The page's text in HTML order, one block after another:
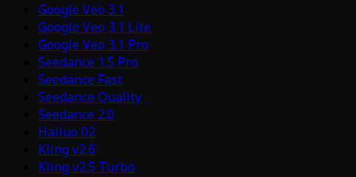
Google Veo 3.1
Google Veo 3.1 Lite
Google Veo 3.1 Pro
Seedance 1.5 Pro
Seedance Fast
Seedance Quality
Seedance 2.0
Hailuo 02
Kling v2.6
Kling v2.5 Turbo